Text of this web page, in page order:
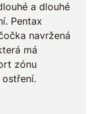
a dlouhé
Pentax
navržená
má
zónu